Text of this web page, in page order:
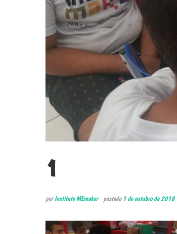
1
porInstituto MEmaker postado 1 de outubro de 2018